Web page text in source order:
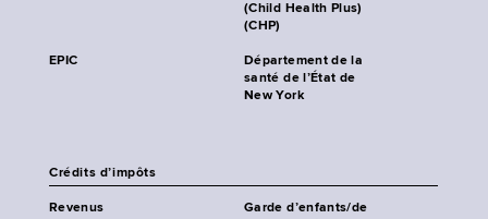
(Child Health Plus)
(CHP)
EPIC
Département de la
santé de l’État de
New York
Crédits d’impôts
Revenus
Garde d’enfants/de